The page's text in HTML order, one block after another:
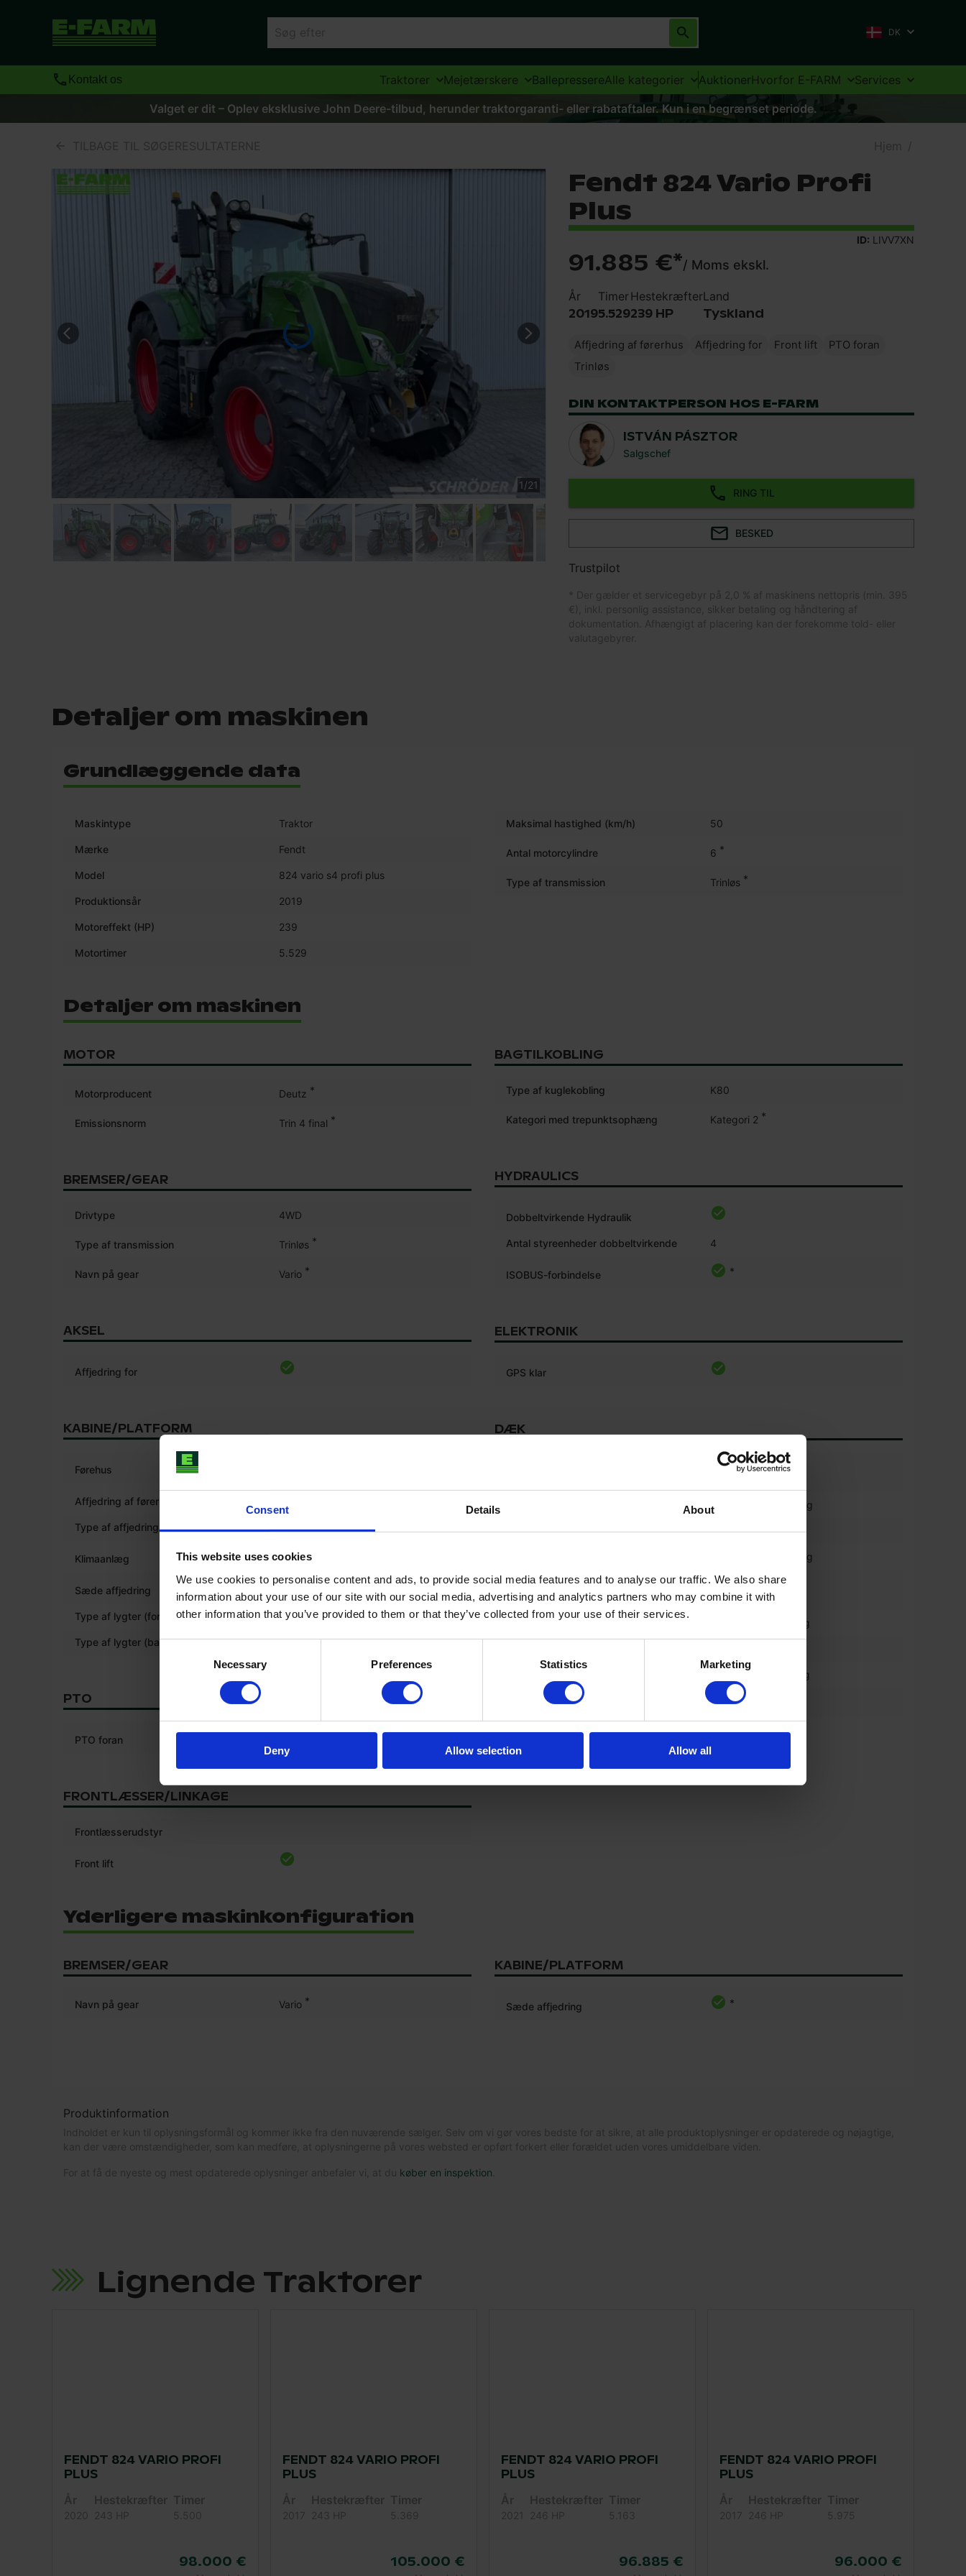
Consent Details About
This website uses cookies
We use cookies to personalise content and ads, to provide social media features and to analyse our traffic. We also share
information about your use of our site with our social media, advertising and analytics partners who may combine it with
other information that you’ve provided to them or that they’ve collected from your use of their services.
Necessary Preferences Statistics Marketing
Deny Allow selection Allow all
DK
Kontakt os Traktorer Mejetærskere BallepressereAlle kategorier AuktionerHvorfor E-FARM
Services
Valget er dit – Oplev eksklusive John Deere-tilbud, herunder traktorgaranti- eller rabataftaler. Kun i en begrænset periode.
TILBAGE TIL SØGERESULTATERNE Hjem /
1/21
Fendt 824 Vario Profi
Plus
ID: LIVV7XN
91.885 €*/ Moms ekskl.
År
2019
Timer
5.529
Hestekræfter
239 HP
Land
Tyskland
Affjedring af førerhus Affjedring for Front lift
PTO foran
Trinløs
DIN KONTAKTPERSON HOS E-FARM
ISTVÁN PÁSZTOR
Salgschef
RING TIL
BESKED
Trustpilot
* Der gælder et servicegebyr på 2,0 % af maskinens nettopris (min. 395
€), inkl. personlig assistance, sikker betaling og håndtering af
dokumentation. Afhængigt af placering kan der forekomme told- eller
valutagebyrer.
Detaljer om maskinen
Grundlæggende data
Maskintype Traktor
Mærke Fendt
Model 824 vario s4 profi plus
Produktionsår 2019
Motoreffekt (HP) 239
Motortimer 5.529
Maksimal hastighed (km/h) 50
Antal motorcylindre 6 *
Type af transmission Trinløs *
Detaljer om maskinen
MOTOR
Motorproducent Deutz *
Emissionsnorm Trin 4 final *
BREMSER/GEAR
Drivtype 4WD
Type af transmission Trinløs *
Navn på gear Vario *
AKSEL
Affjedring for
KABINE/PLATFORM
Førehus
Affjedring af førerhus
Type af affjedring førehus Pneumatisk
Klimaanlæg
Sæde affjedring *
Type af lygter (foran) Halogen
Type af lygter (bagtil) Halogen
PTO
PTO foran
FRONTLÆSSER/LINKAGE
Frontlæsserudstyr
Front lift
BAGTILKOBLING
Type af kuglekobling K80
Kategori med trepunktsophæng Kategori 2 *
HYDRAULICS
Dobbeltvirkende Hydraulik
Antal styreenheder dobbeltvirkende 4
ISOBUS-forbindelse *
ELEKTRONIK
GPS klar
DÆK
50%
600/70 r30 trelleborg
Rest slidbane forrest højre dæk (%) 50%
600/70 r30 trelleborg
Rest slidbane af det bageste venstre
dæk (%)
60%
Dækstørrelse bagtil venstre 710/70 r42 trelleborg
710/70 r42 trelleborg
Dækstørrelse foran 540/65 R30
Dækstørrelse bagtil 650/65 R42 *
Yderligere maskinkonfiguration
BREMSER/GEAR
Navn på gear Vario *
KABINE/PLATFORM
Sæde affjedring *
Produktinformation
Indholdet er kun til oplysningsformål og kommer ikke fra den nuværende sælger. Selv om vi gør vores bedste for at sikre, at alle produktoplysninger er opdaterede og nøjagtige,
kan der være omstændigheder, som kan medføre, at oplysningerne på vores websted er opført forkert eller forældet uden vores umiddelbare viden.
For at få de nyeste og mest opdaterede oplysninger anbefaler vi, at du køber en inspektion
Lignende Traktorer
FENDT 824 VARIO PROFI
PLUS
År
2020
Hestekræfter
243 HP
Timer
5.500
98.000 €
FENDT 824 VARIO PROFI
PLUS
År
2017
Hestekræfter
243 HP
Timer
5.369
105.000 €
FENDT 824 VARIO PROFI
PLUS
År
2021
Hestekræfter
246 HP
Timer
5.163
96.885 €
FENDT 824 VARIO PROFI
PLUS
År
2017
Hestekræfter
246 HP
Timer
5.975
96.000 €